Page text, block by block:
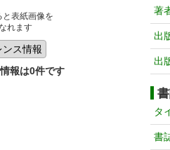
と表紙画像を
れます
報は0件です
著
出
出
タ
書